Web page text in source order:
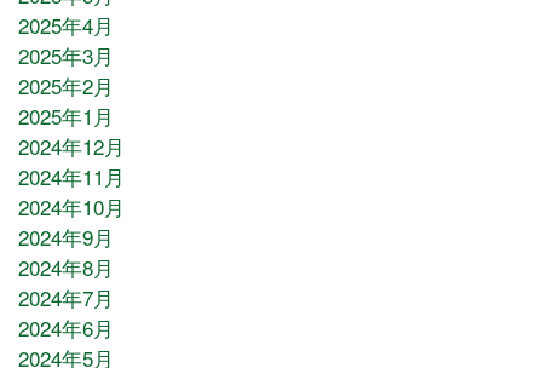
2025年4月
2025年3月
2025年2月
2025年1月
2024年12月
2024年11月
2024年10月
2024年9月
2024年8月
2024年7月
2024年6月
2024年5月